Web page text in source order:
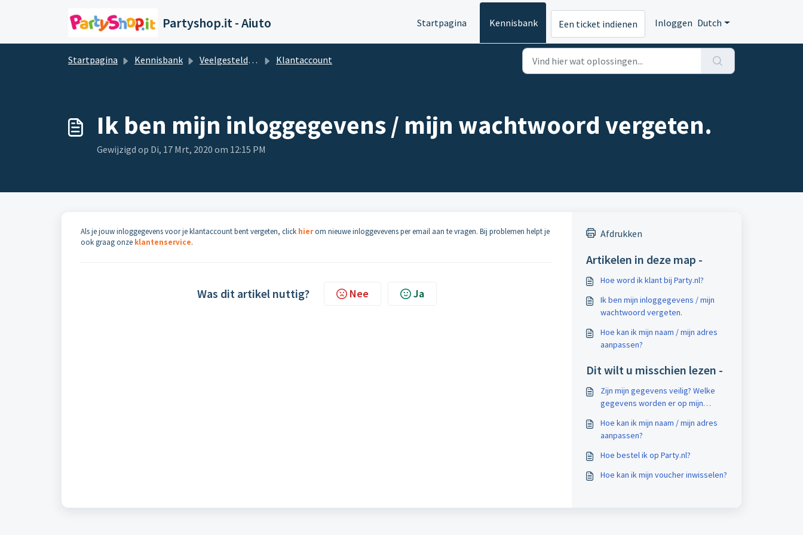
Partyshop.it - Aiuto Startpagina Kennisbank Een ticket indienen Inloggen Dutch
Startpagina Kennisbank Veelgestelde vragen en antwoorden Klantaccount
Ik ben mijn inloggegevens / mijn wachtwoord vergeten.
Gewijzigd op Di, 17 Mrt, 2020 om 12:15 PM
Als je jouw inloggegevens voor je klantaccount bent vergeten, click hierom nieuwe inloggevevens per email aan te vragen. Bij problemen helpt je
ook graag onze klantenservice.
Was dit artikel nuttig? Nee Ja
Afdrukken
Artikelen in deze map -
Hoe word ik klant bij Party.nl?
Ik ben mijn inloggegevens / mijn
wachtwoord vergeten.
Hoe kan ik mijn naam / mijn adres
aanpassen?
Dit wilt u misschien lezen -
Zijn mijn gegevens veilig? Welke
gegevens worden er op mijn
Hoe kan ik mijn naam / mijn adres
aanpassen?
Hoe bestel ik op Party.nl?
Hoe kan ik mijn voucher inwisselen?